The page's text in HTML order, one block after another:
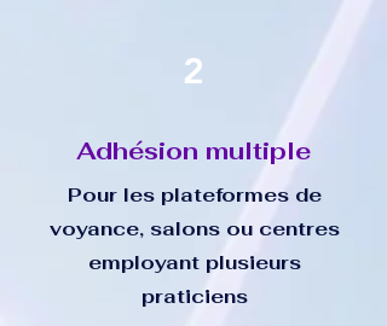
2
Adhésion multiple
Pour les plateformes de
voyance, salons ou centres
employant plusieurs
praticiens